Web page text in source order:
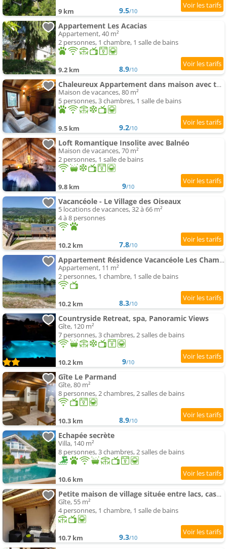
9 km 9.5/10
Appartement Les Acacias
Appartement, 40 m²
2 personnes, 1 chambre, 1 salle de bains
9.2 km 8.9/10
Chaleureux Appartement dans maison avec terrasse et cadre naturel
Maison de vacances, 80 m²
5 personnes, 3 chambres, 1 salle de bains
9.5 km 9.2/10
Loft Romantique Insolite avec Balnéo
Maison de vacances, 70 m²
2 personnes, 1 salle de bains
9.8 km 9/10
Vacancéole - Le Village des Oiseaux
5 locations de vacances, 32 à 66 m²
4 à 8 personnes
10.2 km 7.8/10
Appartement Résidence Vacancéole Les Chambres des Oiseaux
Appartement, 11 m²
2 personnes, 1 chambre, 1 salle de bains
10.2 km 8.3/10
Countryside Retreat, spa, Panoramic Views
Gîte, 120 m²
7 personnes, 3 chambres, 2 salles de bains
10.2 km 9/10
Gîte Le Parmand
Gîte, 80 m²
8 personnes, 2 chambres, 2 salles de bains
10.3 km 8.9/10
Echapée secrète
Villa, 140 m²
8 personnes, 3 chambres, 2 salles de bains
10.6 km
Petite maison de village située entre lacs, cascades et montagnes
Gîte, 55 m²
4 personnes, 1 chambre, 1 salle de bains
10.7 km 9.3/10